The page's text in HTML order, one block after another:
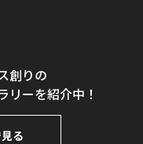
創りの
ーを紹介中！
る